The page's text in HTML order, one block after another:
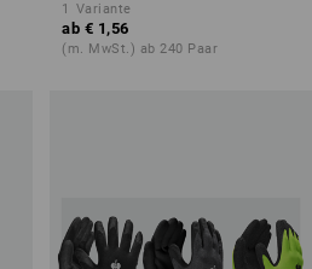
1 Variante
ab € 1,56
(m. MwSt.) ab 240 Paar